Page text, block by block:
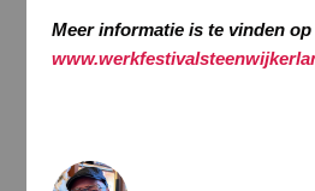
Meer informatie is te vinden op